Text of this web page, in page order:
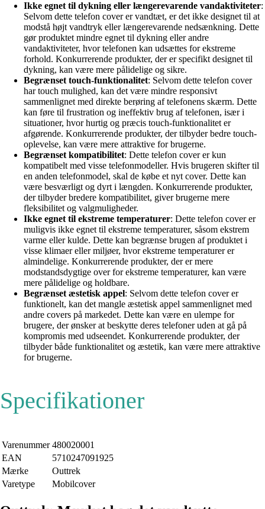
Ikke egnet til dykning eller længerevarende vandaktiviteter:
Selvom dette telefon cover er vandtæt, er det ikke designet til at
modstå højt vandtryk eller længerevarende nedsænkning. Dette
gør produktet mindre egnet til dykning eller andre
vandaktiviteter, hvor telefonen kan udsættes for ekstreme
forhold. Konkurrerende produkter, der er specifikt designet til
dykning, kan være mere pålidelige og sikre.
Begrænset touch-funktionalitet: Selvom dette telefon cover
har touch mulighed, kan det være mindre responsivt
sammenlignet med direkte berøring af telefonens skærm. Dette
kan føre til frustration og ineffektiv brug af telefonen, især i
situationer, hvor hurtig og præcis touch-funktionalitet er
afgørende. Konkurrerende produkter, der tilbyder bedre touch-
oplevelse, kan være mere attraktive for brugerne.
Begrænset kompatibilitet: Dette telefon cover er kun
kompatibelt med visse telefonmodeller. Hvis brugeren skifter til
en anden telefonmodel, skal de købe et nyt cover. Dette kan
være besværligt og dyrt i længden. Konkurrerende produkter,
der tilbyder bredere kompatibilitet, giver brugerne mere
fleksibilitet og valgmuligheder.
Ikke egnet til ekstreme temperaturer: Dette telefon cover er
muligvis ikke egnet til ekstreme temperaturer, såsom ekstrem
varme eller kulde. Dette kan begrænse brugen af produktet i
visse klimaer eller miljøer, hvor ekstreme temperaturer er
almindelige. Konkurrerende produkter, der er mere
modstandsdygtige over for ekstreme temperaturer, kan være
mere pålidelige og holdbare.
Begrænset æstetisk appel: Selvom dette telefon cover er
funktionelt, kan det mangle æstetisk appel sammenlignet med
andre covers på markedet. Dette kan være en ulempe for
brugere, der ønsker at beskytte deres telefoner uden at gå på
kompromis med udseendet. Konkurrerende produkter, der
tilbyder både funktionalitet og æstetik, kan være mere attraktive
for brugerne.
Specifikationer
Varenummer 480020001
EAN
5710247091925
Mærke
Outtrek
Varetype
Mobilcover